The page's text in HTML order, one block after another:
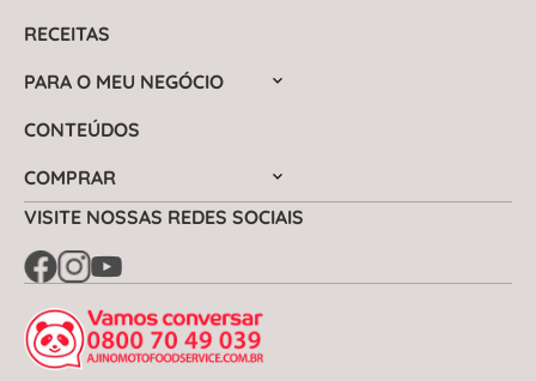
RECEITAS
PARA O MEU NEGÓCIO
CONTEÚDOS
COMPRAR
VISITE NOSSAS REDES SOCIAIS